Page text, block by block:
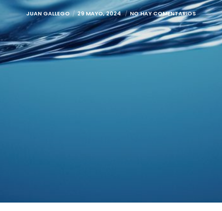
JUAN GALLEGO 29 MAYO, 2024 NO HAY COMENTARIOS